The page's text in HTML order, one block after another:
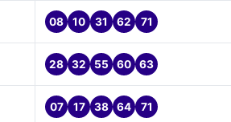
08 10 31 62 71
28 32 55 60 63
07 17 38 64 71